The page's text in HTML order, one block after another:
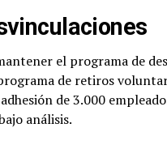
el programa de
de retiros
de 3.000
análisis.